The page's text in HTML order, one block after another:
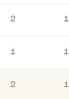
2 1
1 1
2 1